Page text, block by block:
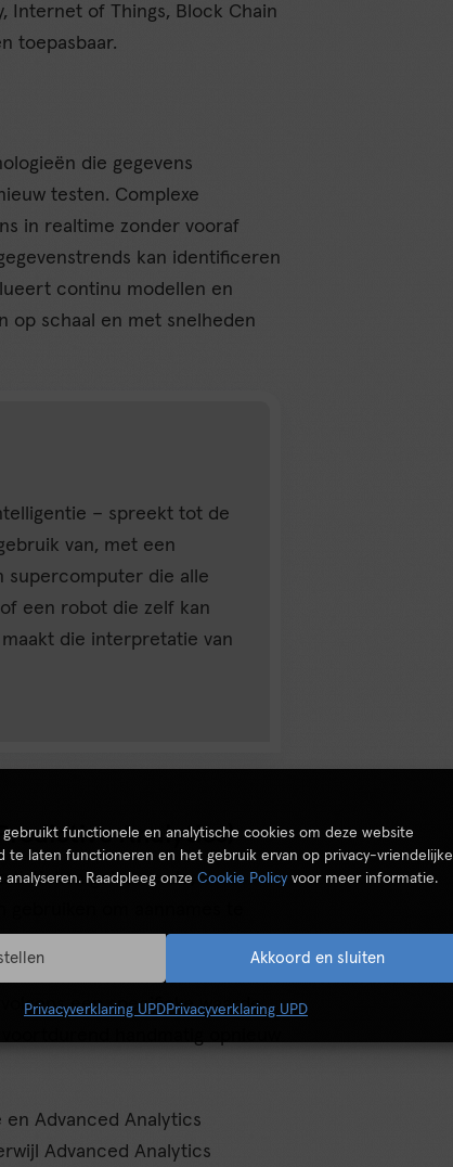
gebruikt functionele en analytische cookies om deze website
te laten functioneren en het gebruik ervan op privacy-vriendelijke
Raadpleeg onze Cookie Policy voor meer informatie.
Akkoord en sluiten
Privacyverklaring UPDPrivacyverklaring UPD
Internet of Things, Block Chain
toepasbaar.
die gegevens
testen. Complexe
in realtime zonder vooraf
kan identificeren
continu modellen en
op schaal en met snelheden
– spreekt tot de
van, met een
supercomputer die alle
een robot die zelf kan
die interpretatie van
Analytics)
gebaseerde,
om aannames te
een bepaald toekomstig
vast en passen deze
een specifieke waarde
handmatig opnieuw
Advanced Analytics
Advanced Analytics